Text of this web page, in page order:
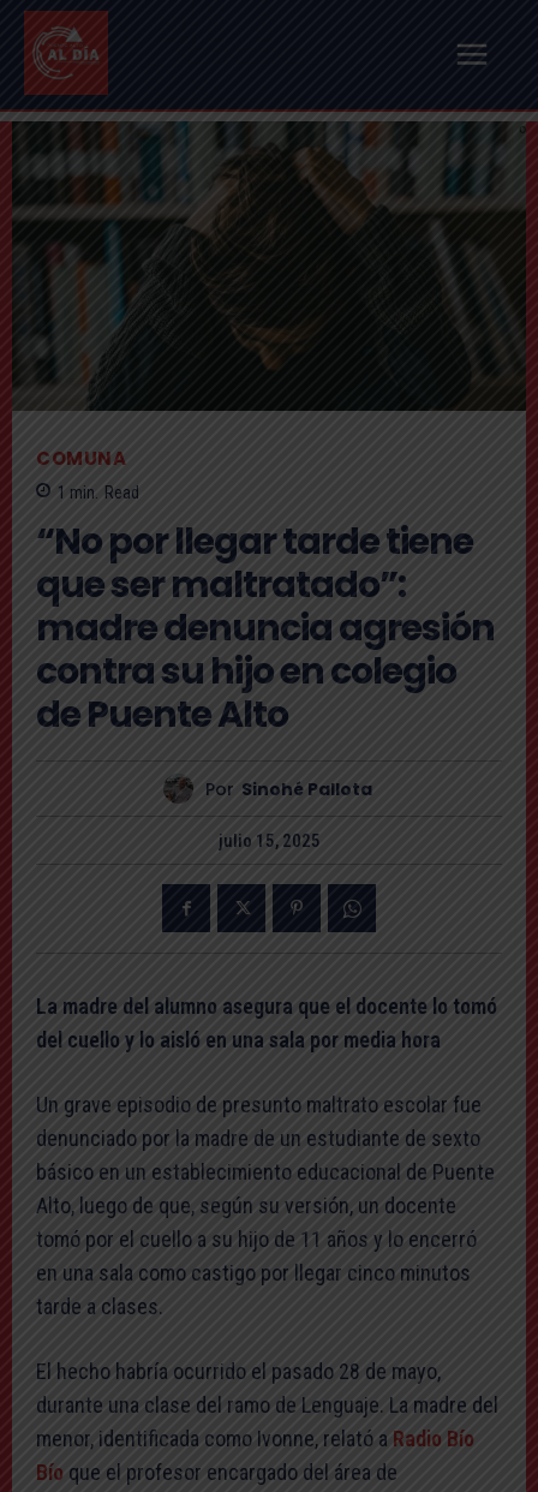
COMUNA
1 min. Read
“No por llegar tarde tiene
que ser maltratado”:
madre denuncia agresión
contra su hijo en colegio
de Puente Alto
Por Sinohé Pallota
julio 15, 2025
La madre del alumno asegura que el docente lo tomó
del cuello y lo aisló en una sala por media hora
Un grave episodio de presunto maltrato escolar fue
denunciado por la madre de un estudiante de sexto
básico en un establecimiento educacional de Puente
Alto, luego de que, según su versión, un docente
tomó por el cuello a su hijo de 11 años y lo encerró
en una sala como castigo por llegar cinco minutos
tarde a clases.
El hecho habría ocurrido el pasado 28 de mayo,
durante una clase del ramo de Lenguaje. La madre del
menor, identificada como Ivonne, relató a Radio Bío
Bío que el profesor encargado del área de